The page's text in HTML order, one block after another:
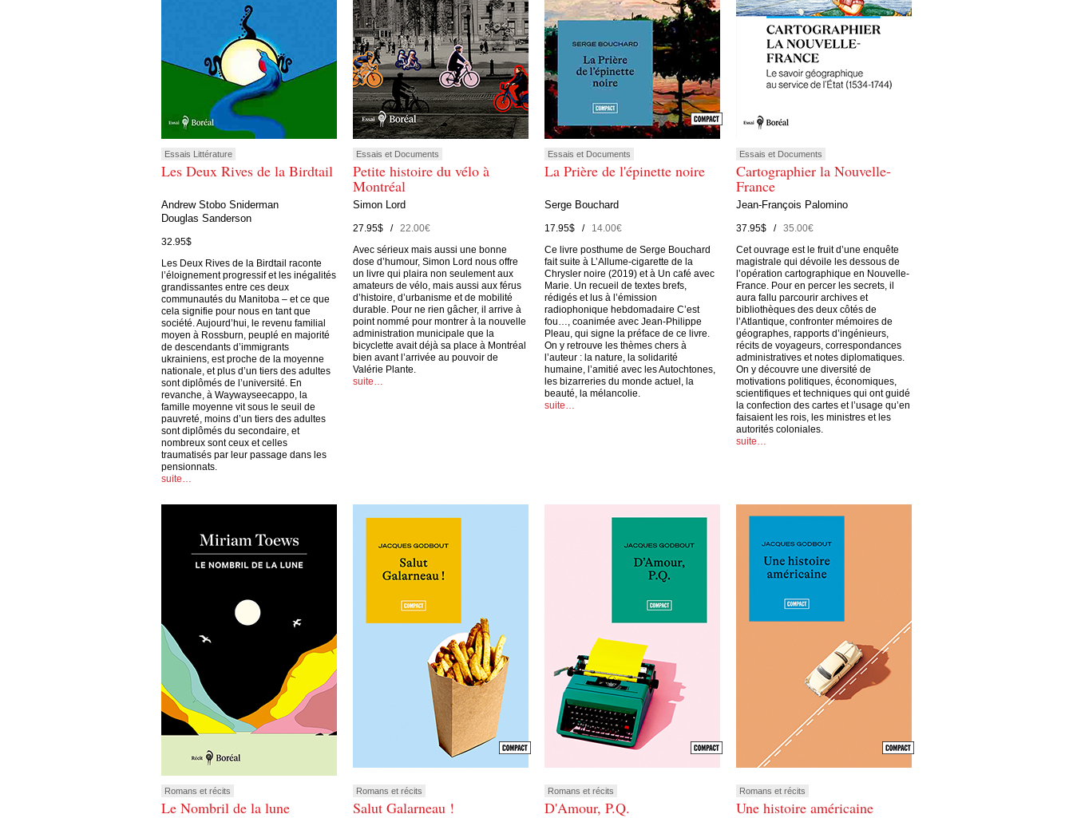
Essais Littérature
Les Deux Rives de la Birdtail
Andrew Stobo Sniderman
Douglas Sanderson
32.95$
Les Deux Rives de la Birdtail raconte
l’éloignement progressif et les inégalités
grandissantes entre ces deux
communautés du Manitoba – et ce que
cela signifie pour nous en tant que
société. Aujourd’hui, le revenu familial
moyen à Rossburn, peuplé en majorité
de descendants d’immigrants
ukrainiens, est proche de la moyenne
nationale, et plus d’un tiers des adultes
sont diplômés de l’université. En
revanche, à Waywayseecappo, la
famille moyenne vit sous le seuil de
pauvreté, moins d’un tiers des adultes
sont diplômés du secondaire, et
nombreux sont ceux et celles
traumatisés par leur passage dans les
pensionnats.
suite…
Essais et Documents
Petite histoire du vélo à
Montréal
Simon Lord
27.95$ /22.00€
Avec sérieux mais aussi une bonne
dose d’humour, Simon Lord nous offre
un livre qui plaira non seulement aux
amateurs de vélo, mais aussi aux férus
d’histoire, d’urbanisme et de mobilité
durable. Pour ne rien gâcher, il arrive à
point nommé pour montrer à la nouvelle
administration municipale que la
bicyclette avait déjà sa place à Montréal
bien avant l’arrivée au pouvoir de
Valérie Plante.
suite…
Essais et Documents
La Prière de l'épinette noire
Serge Bouchard
17.95$ /14.00€
Ce livre posthume de Serge Bouchard
fait suite à L’Allume-cigarette de la
Chrysler noire (2019) et à Un café avec
Marie. Un recueil de textes brefs,
rédigés et lus à l’émission
radiophonique hebdomadaire C’est
fou…, coanimée avec Jean-Philippe
Pleau, qui signe la préface de ce livre.
On y retrouve les thèmes chers à
l’auteur : la nature, la solidarité
humaine, l’amitié avec les Autochtones,
les bizarreries du monde actuel, la
beauté, la mélancolie.
suite…
Essais et Documents
Cartographier la Nouvelle-
France
Jean-François Palomino
37.95$ /35.00€
Cet ouvrage est le fruit d’une enquête
magistrale qui dévoile les dessous de
l’opération cartographique en Nouvelle-
France. Pour en percer les secrets, il
aura fallu parcourir archives et
bibliothèques des deux côtés de
l’Atlantique, confronter mémoires de
géographes, rapports d’ingénieurs,
récits de voyageurs, correspondances
administratives et notes diplomatiques.
On y découvre une diversité de
motivations politiques, économiques,
scientifiques et techniques qui ont guidé
la confection des cartes et l’usage qu’en
faisaient les rois, les ministres et les
autorités coloniales.
suite…
Romans et récits
Le Nombril de la lune
Romans et récits
Salut Galarneau !
Romans et récits
D'Amour, P.Q.
Romans et récits
Une histoire américaine